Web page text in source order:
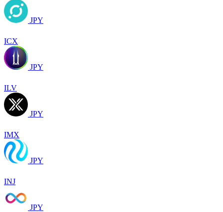
JPY
ICX
JPY
ILV
JPY
IMX
JPY
INJ
JPY